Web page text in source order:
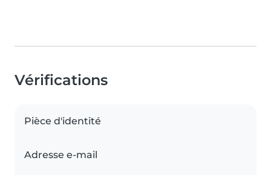
Vérifications
Pièce d'identité
Adresse e-mail